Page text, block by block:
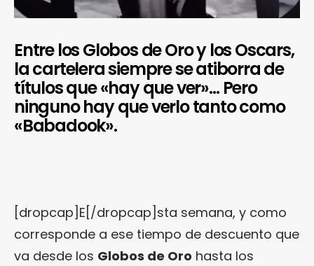
Entre los Globos de Oro y los Oscars,
la cartelera siempre se atiborra de
títulos que «hay que ver»… Pero
ninguno hay que verlo tanto como
«Babadook».
[dropcap]E[/dropcap]sta semana, y como
corresponde a ese tiempo de descuento que
va desde los Globos de Oro hasta los